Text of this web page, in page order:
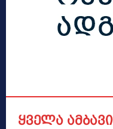
ყველა ამბავი